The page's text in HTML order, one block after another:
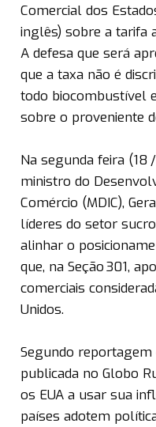
Comercial dos
inglês) sobre a tarifa
A defesa que será
que a taxa não é
todo biocombustível
sobre o proveniente
Na segunda feira (18
ministro do
Comércio (MDIC),
líderes do setor
alinhar o
que, na Seção 301,
comerciais
Unidos.
Segundo
publicada no Globo
os EUA a usar sua
países adotem